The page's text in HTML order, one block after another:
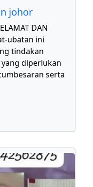
johor
DAN
ubatan ini
tindakan
diperlukan
serta